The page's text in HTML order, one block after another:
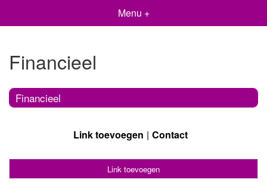
Menu +
Financieel
Financieel
Link toevoegen Contact
Link toevoegen